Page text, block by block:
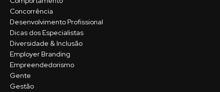
Concorrência
Desenvolvimento Profissional
Dicas dos Especialistas
Diversidade & Inclusão
Employer Branding
Empreendedorismo
Gente
Gestão